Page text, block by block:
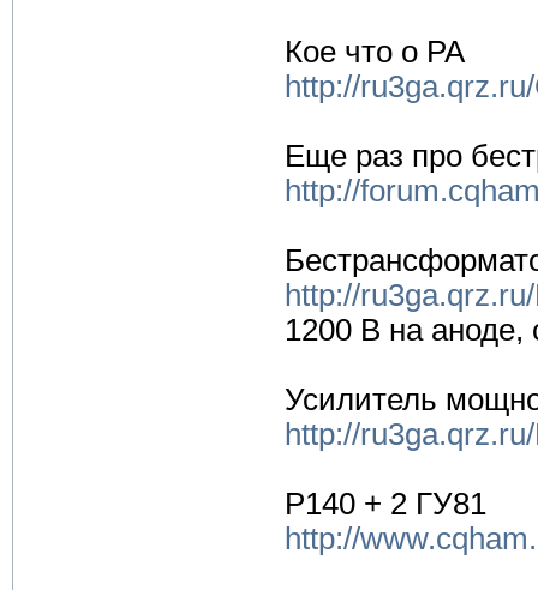
Кое что о РА
http://
Еще раз про
http://
http://
1200 В на
Усилитель
http://
Р140 + 2 ГУ81
http://